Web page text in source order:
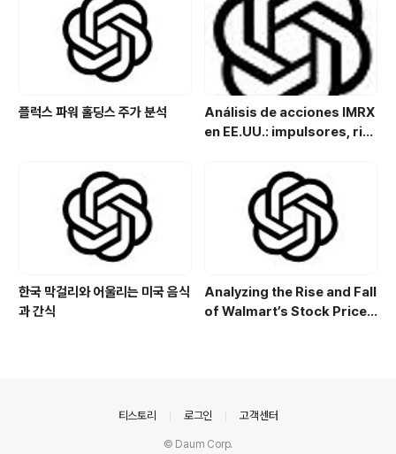
one Platform Potential
플럭스 파워 홀딩스 주가 분석
Análisis de acciones IMRX
en EE.UU.: impulsores, rie
한국 막걸리와 어울리는 미국 음식
과 간식
Analyzing the Rise and Fall
of Walmart’s Stock Price:
티스토리 로그인 고객센터
© Daum Corp.